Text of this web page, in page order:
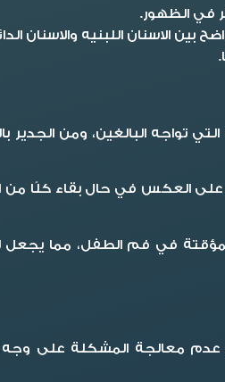
في الظهور.
اللبنيه والاسنان
تواجه البالغين، ومن الجدير
في المستقبل، وذلك على العكس في حال
المؤقتة في فم الطفل، مما
عدم معالجة المشكلة على وجه